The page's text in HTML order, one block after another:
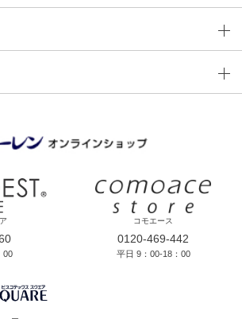
00
コモエース
0120-469-442
平日 9：00-18：00